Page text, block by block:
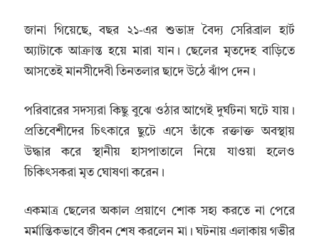
জানা গিয়েছে, বছর ২১-এর শুভাদ্র বৈদ্য সেরিব্রাল হার্ট
অ্যাটাকে আক্রান্ত হয়ে মারা যান। ছেলের মৃতদেহ বাড়িতে
আসতেই মানসীদেবী তিনতলার ছাদে উঠে ঝাঁপ দেন।
পরিবারের সদস্যরা কিছু বুঝে ওঠার আগেই দুর্ঘটনা ঘটে যায়।
প্রতিবেশীদের চিৎকারে ছুটে এসে তাঁকে রক্তাক্ত অবস্থায়
উদ্ধার করে স্থানীয় হাসপাতালে নিয়ে যাওয়া হলেও
চিকিৎসকরা মৃত ঘোষণা করেন।
একমাত্র ছেলের অকাল প্রয়াণে শোক সহ্য করতে না পেরে
মর্মান্তিকভাবে জীবন শেষ করলেন মা। ঘটনায় এলাকায় গভীর